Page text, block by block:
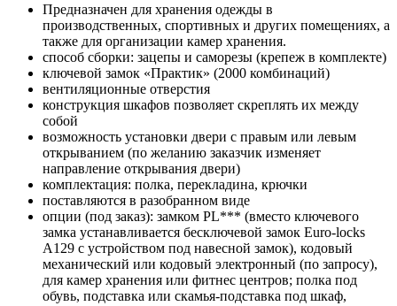
Предназначен для хранения одежды в
производственных, спортивных и других помещениях, а
также для организации камер хранения.
способ сборки: зацепы и саморезы (крепеж в комплекте)
ключевой замок «Практик» (2000 комбинаций)
вентиляционные отверстия
конструкция шкафов позволяет скреплять их между
собой
возможность установки двери с правым или левым
открыванием (по желанию заказчик изменяет
направление открывания двери)
комплектация: полка, перекладина, крючки
поставляются в разобранном виде
опции (под заказ): замком PL*** (вместо ключевого
замка устанавливается бесключевой замок Euro-locks
A129 с устройством под навесной замок), кодовый
механический или кодовый электронный (по запросу),
для камер хранения или фитнес центров; полка под
обувь, подставка или скамья-подставка под шкаф,